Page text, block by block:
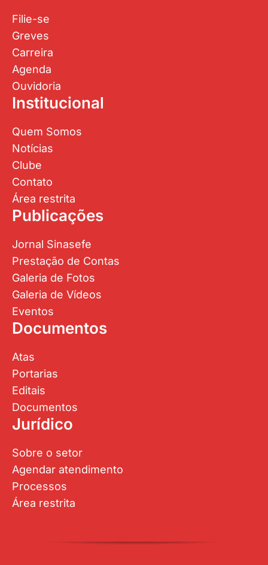
Filie-se
Greves
Carreira
Agenda
Ouvidoria
Institucional
Quem Somos
Notícias
Clube
Contato
Área restrita
Publicações
Jornal Sinasefe
Prestação de Contas
Galeria de Fotos
Galeria de Vídeos
Eventos
Documentos
Atas
Portarias
Editais
Documentos
Jurídico
Sobre o setor
Agendar atendimento
Processos
Área restrita